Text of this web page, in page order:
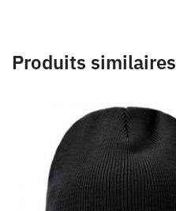
Produits similaires